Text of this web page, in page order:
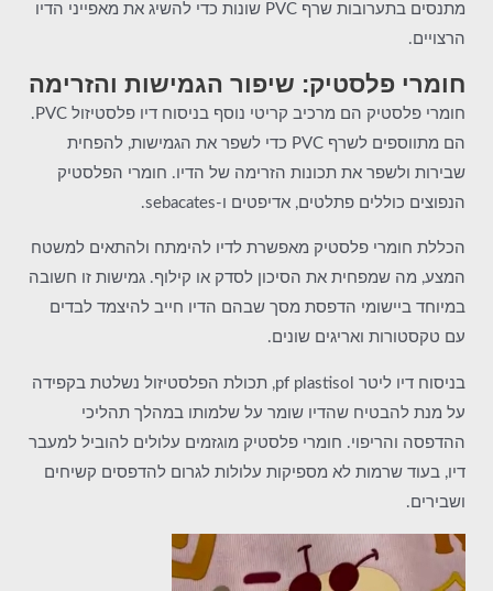
מתנסים בתערובות שרף PVC שונות כדי להשיג את מאפייני הדיו
הרצויים.
חומרי פלסטיק: שיפור הגמישות והזרימה
חומרי פלסטיק הם מרכיב קריטי נוסף בניסוח דיו פלסטיזול PVC.
הם מתווספים לשרף PVC כדי לשפר את הגמישות, להפחית
שבירות ולשפר את תכונות הזרימה של הדיו. חומרי הפלסטיק
הנפוצים כוללים פתלטים, אדיפטים ו-sebacates.
הכללת חומרי פלסטיק מאפשרת לדיו להימתח ולהתאים למשטח
המצע, מה שמפחית את הסיכון לסדק או קילוף. גמישות זו חשובה
במיוחד ביישומי הדפסת מסך שבהם הדיו חייב להיצמד לבדים
עם טקסטורות ואריגים שונים.
בניסוח דיו ליטר pf plastisol, תכולת הפלסטיזול נשלטת בקפידה
על מנת להבטיח שהדיו שומר על שלמותו במהלך תהליכי
ההדפסה והריפוי. חומרי פלסטיק מוגזמים עלולים להוביל למעבר
דיו, בעוד שרמות לא מספיקות עלולות לגרום להדפסים קשיחים
ושבירים.